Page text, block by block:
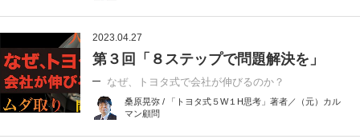
2023.04.27
第３回「８ステップで問題解決を」
なぜ、トヨタ式で会社が伸びるのか？
桑原晃弥 / 「トヨタ式５W１H思考」著者／（元）カル
マン顧問